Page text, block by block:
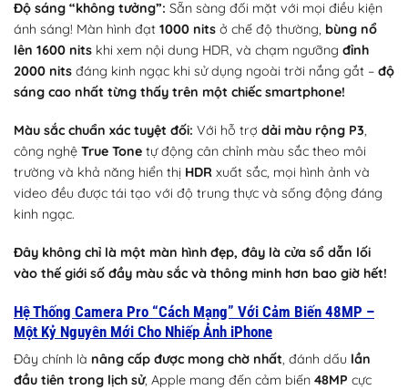
Độ sáng “không tưởng”: Sẵn sàng đối mặt với mọi điều kiện
ánh sáng! Màn hình đạt 1000 nits ở chế độ thường, bùng nổ
lên 1600 nits khi xem nội dung HDR, và chạm ngưỡng đỉnh
2000 nits đáng kinh ngạc khi sử dụng ngoài trời nắng gắt – độ
sáng cao nhất từng thấy trên một chiếc smartphone!
Màu sắc chuẩn xác tuyệt đối: Với hỗ trợ dải màu rộng P3,
công nghệ True Tone tự động cân chỉnh màu sắc theo môi
trường và khả năng hiển thị HDR xuất sắc, mọi hình ảnh và
video đều được tái tạo với độ trung thực và sống động đáng
kinh ngạc.
Đây không chỉ là một màn hình đẹp, đây là cửa sổ dẫn lối
vào thế giới số đầy màu sắc và thông minh hơn bao giờ hết!
Hệ Thống Camera Pro “Cách Mạng” Với Cảm Biến 48MP –
Một Kỷ Nguyên Mới Cho Nhiếp Ảnh iPhone
Đây chính là nâng cấp được mong chờ nhất, đánh dấu lần
đầu tiên trong lịch sử, Apple mang đến cảm biến 48MP cực